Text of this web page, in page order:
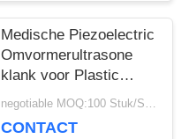
Medische Piezoelectric
Omvormerultrasone
klank voor Plastic
Bellen Ultrasone
negotiable MOQ:100 Stuk/Stukken
CONTACT